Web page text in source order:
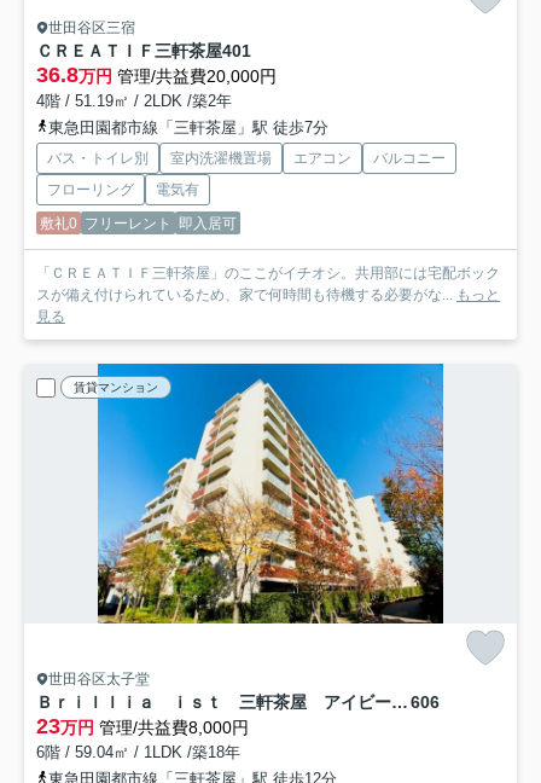
世田谷区三宿
ＣＲＥＡＴＩＦ三軒茶屋401
36.8万円 管理/共益費20,000円
4階 / 51.19㎡ / 2LDK /築2年
東急田園都市線「三軒茶屋」駅 徒歩7分
バス・トイレ別 室内洗濯機置場 エアコン
バルコニー
フローリング
電気有
敷礼0 フリーレント 即入居可
「ＣＲＥＡＴＩＦ三軒茶屋」のここがイチオシ。共用部には宅配ボック
スが備え付けられているため、家で何時間も待機する必要がな... もっと
見る
賃貸マンション
世田谷区太子堂
Ｂｒｉｌｌｉａ ｉｓｔ 三軒茶屋 アイビーテラス 606
23万円 管理/共益費8,000円
6階 / 59.04㎡ / 1LDK /築18年
東急田園都市線「三軒茶屋」駅 徒歩12分